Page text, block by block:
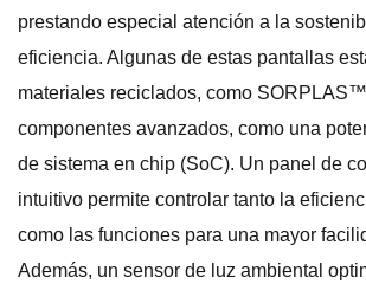
prestando especial atención a la
eficiencia. Algunas de estas pantallas
materiales reciclados, como
componentes avanzados, como una
de sistema en chip (SoC). Un panel de
intuitivo permite controlar tanto la
como las funciones para una mayor
Además, un sensor de luz ambiental